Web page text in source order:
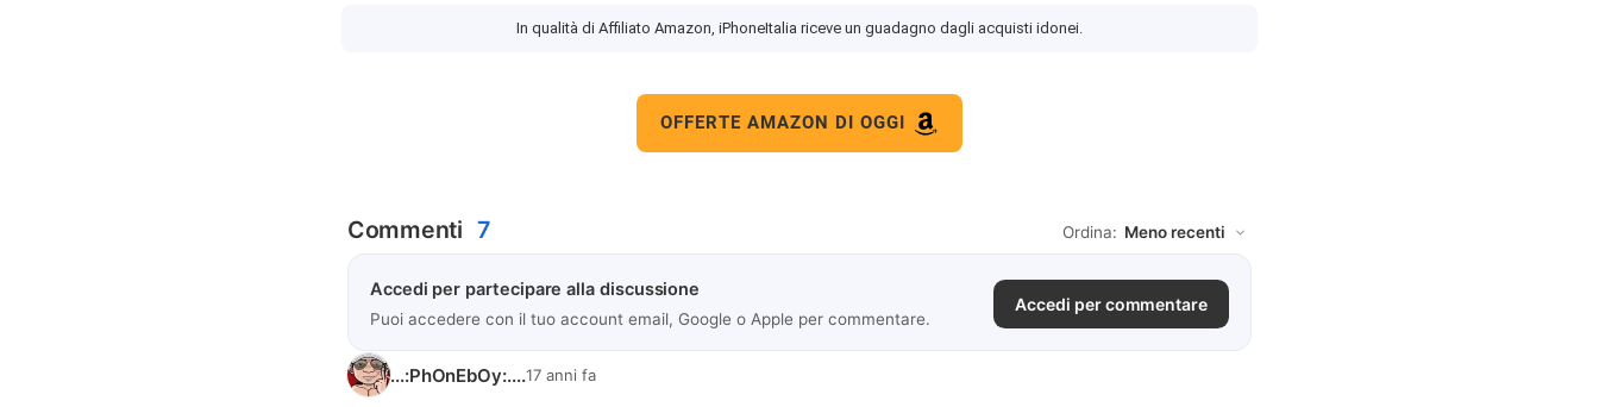
In qualità di Affiliato Amazon, iPhoneItalia riceve un guadagno dagli acquisti idonei.
OFFERTE AMAZON DI OGGI
Commenti 7 Ordina:
Accedi per partecipare alla discussione
Puoi accedere con il tuo account email, Google o Apple per commentare.
Accedi per commentare
...:PhOnEbOy:....17 anni fa